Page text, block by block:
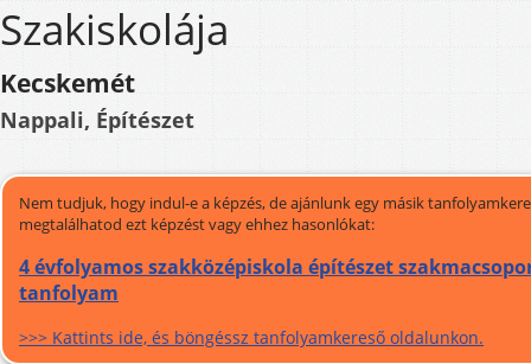
Szakiskolája
Kecskemét
Nappali, Építészet
Nem tudjuk, hogy indul-e a képzés, de ajánlunk egy másik
megtalálhatod ezt képzést vagy ehhez hasonlókat:
4 évfolyamos szakközépiskola építészet
tanfolyam
>>> Kattints ide, és böngéssz tanfolyamkereső oldalunkon.